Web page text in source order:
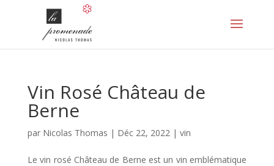
Vin Rosé Château de
Berne
par Nicolas Thomas | Déc 22, 2022| vin
Le vin rosé Château de Berne est un vin emblématique